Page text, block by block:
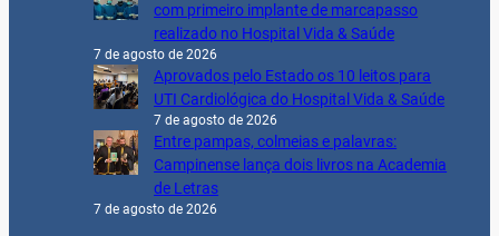
com primeiro implante de marcapasso
realizado no Hospital Vida & Saúde
7 de agosto de 2026
Aprovados pelo Estado os 10 leitos para
UTI Cardiológica do Hospital Vida & Saúde
7 de agosto de 2026
Entre pampas, colmeias e palavras:
Campinense lança dois livros na Academia
de Letras
7 de agosto de 2026